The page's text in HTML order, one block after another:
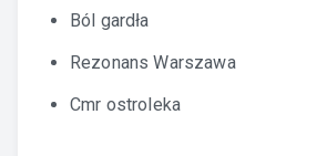
Ból gardła
Rezonans Warszawa
Cmr ostroleka